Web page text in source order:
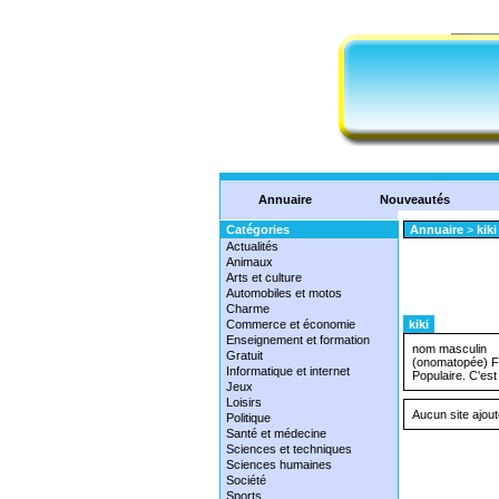
Annuaire Nouveautés
Catégories
Actualités
Animaux
Arts et culture
Automobiles et motos
Charme
Commerce et économie
Enseignement et formation
Gratuit
Informatique et internet
Jeux
Loisirs
Politique
Santé et médecine
Sciences et techniques
Sciences humaines
Société
Sports
Annuaire > kiki
kiki
nom masculin
(onomatopée)
Populaire.
Aucun site